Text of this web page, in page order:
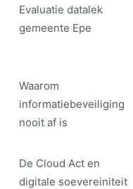
Evaluatie datalek
gemeente Epe
Waarom
informatiebeveiliging
nooit af is
De Cloud Act en
digitale soe­ve­rei­ni­teit